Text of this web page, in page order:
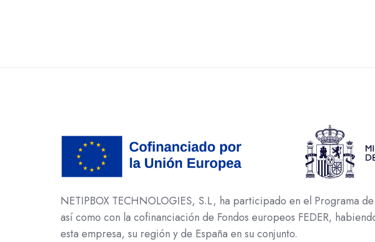
NETIPBOX TECHNOLOGIES, S.L, ha participado en el Programa
así como con la cofinanciación de Fondos europeos FEDER,
esta empresa, su región y de España en su conjunto.